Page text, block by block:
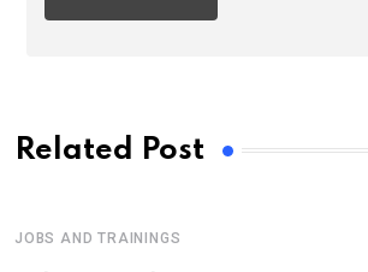
Related Post
JOBS AND TRAININGS